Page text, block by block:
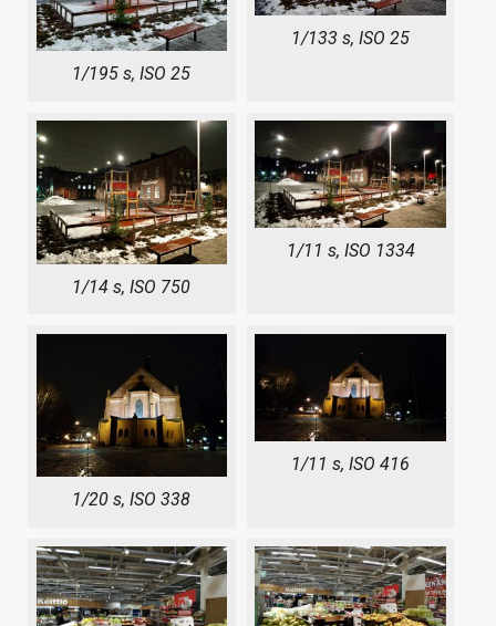
1/195 s, ISO 25
1/133 s, ISO 25
1/14 s, ISO 750
1/11 s, ISO 1334
1/20 s, ISO 338
1/11 s, ISO 416